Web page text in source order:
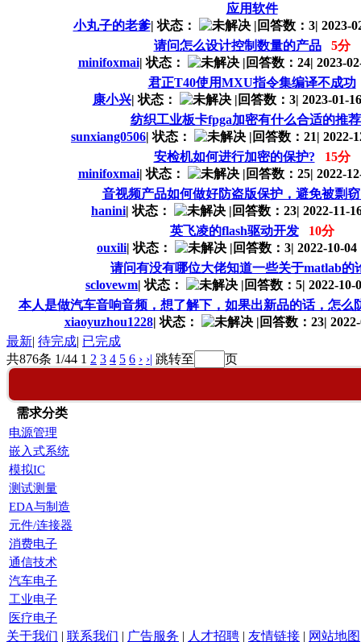
应用软件
小丸子的老爹| 状态： | 回答数：3| 2023-
请问怎么设计控制数量的产品
5分
minifoxmai| 状态： | 回答数：24| 2023-
君正T40使用MXU指令集编译不成功
康小兴| 状态： | 回答数：3| 2023-01-
纺织工业板卡fpga加密有什么合适的推
sunxiang0506| 状态： | 回答数：21| 2022-
安检机如何进行加密的保护?
15分
minifoxmai| 状态： | 回答数：25| 2022-
音视频产品如何做好防盗版保护，避免被剽
hanini| 状态： | 回答数：23| 2022-11-
英飞凌的flash驱动开发
10分
ouxili| 状态： | 回答数：3| 2022-10-04
请问有没有哪位大佬知道一些关于matlab的
sclovewm| 状态： | 回答数：5| 2022-10-
本人是做汽车音响音频，想了解下，如果出新品的话，怎么
xiaoyuzhou1228| 状态： | 回答数：23|
最新| 待完成| 已完成
共876条 1/44 1 2 3 4 5 6 › ›| 跳转至 页
需求分类
电源管理
嵌入式系统
模拟IC
测试测量
EDA与制造
元件/连接器
消费电子
通信技术
汽车电子
工业电子
医疗电子
关于我们 | 联系我们 | 广告服务 | 人才招聘 | 友情链接 | 网站地图